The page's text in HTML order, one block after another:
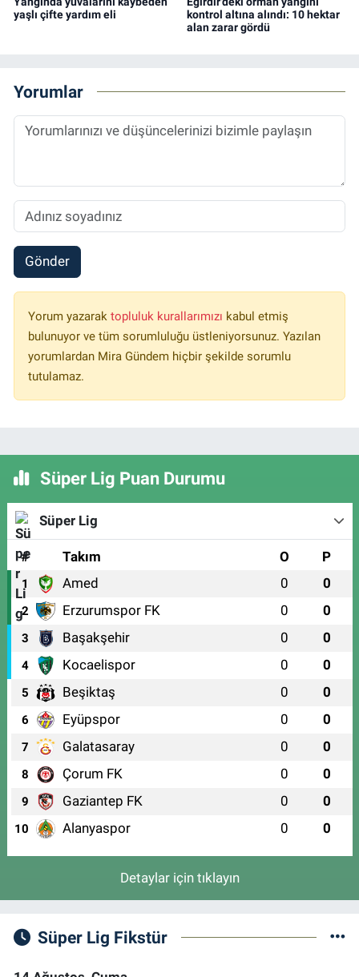
yaşlı çifte yardım eli
kontrol altına alındı: 10 hektar
alan zarar gördü
Yorumlar
Gönder
Yorum yazarak topluluk kurallarımızı kabul etmiş
bulunuyor ve tüm sorumluluğu üstleniyorsunuz. Yazılan
yorumlardan Mira Gündem hiçbir şekilde sorumlu
tutulamaz.
Süper Lig Puan Durumu
Süper Lig
# Takım O P
1 Amed 0 0
2 Erzurumspor FK 0 0
3 Başakşehir 0 0
4 Kocaelispor 0 0
5 Beşiktaş 0 0
6 Eyüpspor 0 0
7 Galatasaray 0 0
8 Çorum FK 0 0
9 Gaziantep FK 0 0
10 Alanyaspor 0 0
Detaylar için tıklayın
Süper Lig Fikstür